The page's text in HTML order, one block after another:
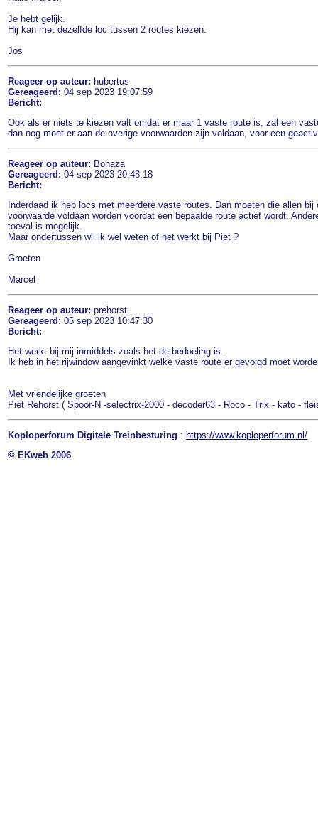
Je hebt gelijk.
Hij kan met dezelfde loc tussen 2 routes kiezen.
Jos
Reageer op auteur: hubertus
Gereageerd: 04 sep 2023 19:07:59
Bericht:
Ook als er niets te kiezen valt omdat er maar 1 vaste route is, zal een
dan nog moet er aan de overige voorwaarden zijn voldaan, voor een
Reageer op auteur: Bonaza
Gereageerd: 04 sep 2023 20:48:18
Bericht:
Inderdaad ik heb locs met meerdere vaste routes. Dan moeten die allen
voorwaarde voldaan worden voordat een bepaalde route actief wordt.
toeval is mogelijk.
Maar ondertussen wil ik wel weten of het werkt bij Piet ?
Groeten
Marcel
Reageer op auteur: prehorst
Gereageerd: 05 sep 2023 10:47:30
Bericht:
Het werkt bij mij inmiddels zoals het de bedoeling is.
Ik heb in het rijwindow aangevinkt welke vaste route er gevolgd moet
Met vriendelijke groeten
Piet Rehorst ( Spoor-N -selectrix-2000 - decoder63 - Roco - Trix - kato -
Koploperforum Digitale Treinbesturing : https://www.koploperforum.nl/
© EKweb 2006